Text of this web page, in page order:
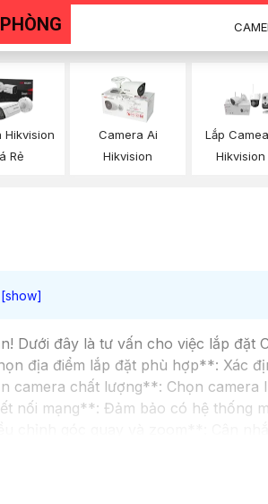
Hikvision
Rẻ
Camera Ai
Hikvision
Lắp
Hikvision
Dưới đây là tư vấn cho việc lắp đặt
địa điểm lắp đặt phù hợp**: Xác
camera chất lượng**: Chọn camera
nối mạng**: Đảm bảo có hệ thống
mật thông tin**: Đảm bảo camera
trữ dữ liệu**: Xác định phương